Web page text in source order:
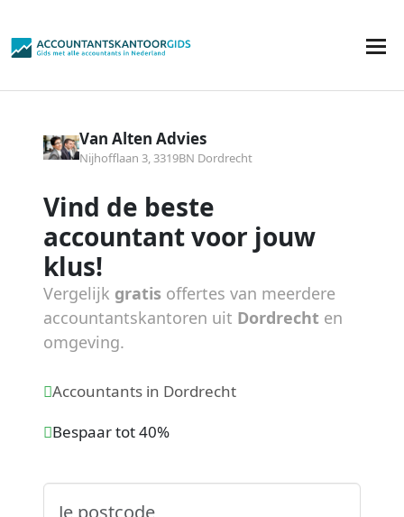
Van Alten Advies
Nijhofflaan 3, 3319BN Dordrecht
Vind de beste
accountant voor jouw
klus!
Vergelijk gratis offertes van meerdere
accountantskantoren uit Dordrecht en
omgeving.
Accountants in Dordrecht
Bespaar tot 40%